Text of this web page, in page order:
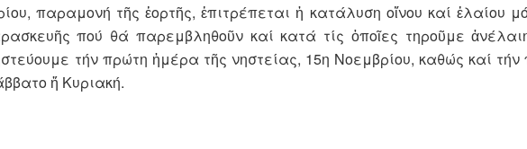
παραμονή τῆς ἑορτῆς, ἐπιτρέπεται ἡ κατάλυση οἴνου καί ἐλαίου
πού θά παρεμβληθοῦν καί κατά τίς ὁποῖες τηροῦμε
τήν πρώτη ἡμέρα τῆς νηστείας, 15η Νοεμβρίου, καθώς καί
ἤ Κυριακή.